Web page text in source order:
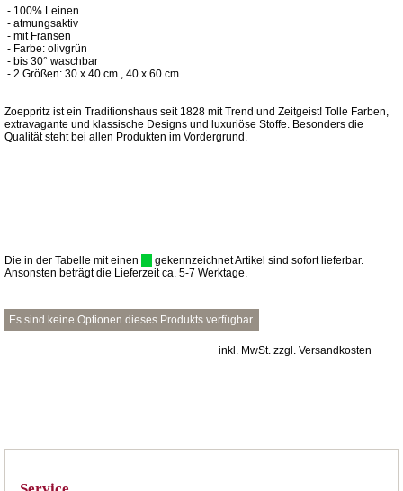
- 100% Leinen
- atmungsaktiv
- mit Fransen
- Farbe: olivgrün
- bis 30° waschbar
- 2 Größen: 30 x 40 cm , 40 x 60 cm
Zoeppritz ist ein Traditionshaus seit 1828 mit Trend und Zeitgeist! Tolle Farben,
extravagante und klassische Designs und luxuriöse Stoffe. Besonders die
Qualität steht bei allen Produkten im Vordergrund.
Die in der Tabelle mit einen
gekennzeichnet Artikel sind sofort lieferbar.
Ansonsten beträgt die Lieferzeit ca. 5-7 Werktage.
Es sind keine Optionen dieses Produkts verfügbar.
inkl. MwSt. zzgl. Versandkosten